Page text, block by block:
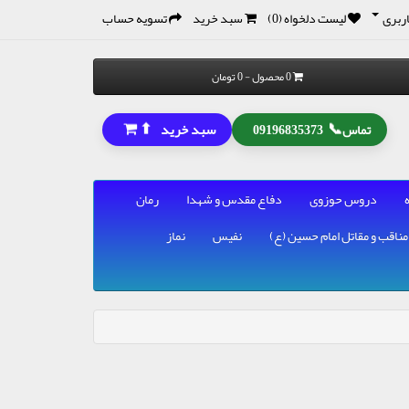
لیست دلخواه (0) سبد خرید تسویه حساب
0 محصول - 0 تومان
تماس📞
09196835373 سبد خرید ⬆
دروس حوزوی دفاع مقدس و شهدا
رمان
مناقب و مقاتل امام حسین (ع) نفیس
نماز